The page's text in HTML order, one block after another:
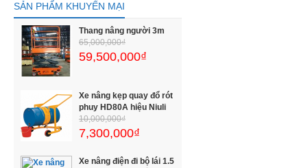
SẢN PHẨM KHUYẾN MẠI
Thang nâng người 3m
65,000,000₫
59,500,000₫
Xe nâng kẹp quay đổ rót
phuy HD80A hiệu Niuli
10,000,000₫
7,300,000₫
Xe nâng điện đi bộ lái 1.5